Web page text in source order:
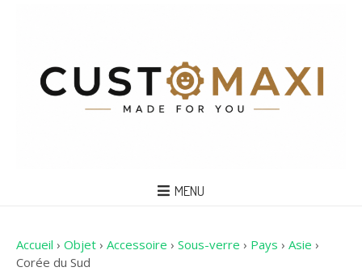
MENU
Accueil › Objet › Accessoire › Sous-verre › Pays › Asie ›
Corée du Sud